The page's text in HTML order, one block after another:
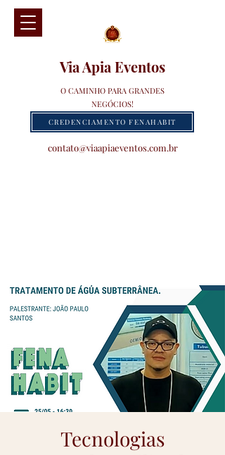
Via Apia Eventos
O CAMINHO PARA GRANDES
NEGÓCIOS!
contato@viaapiaeventos.com.br
CREDENCIAMENTO FENAHABIT
Tecnologias